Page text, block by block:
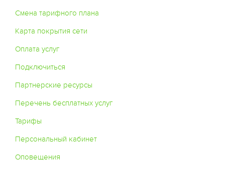
Смена тарифного плана
Карта покрытия сети
Оплата услуг
Подключиться
Партнерские ресурсы
Перечень бесплатных услуг
Тарифы
Персональный кабинет
Оповещения